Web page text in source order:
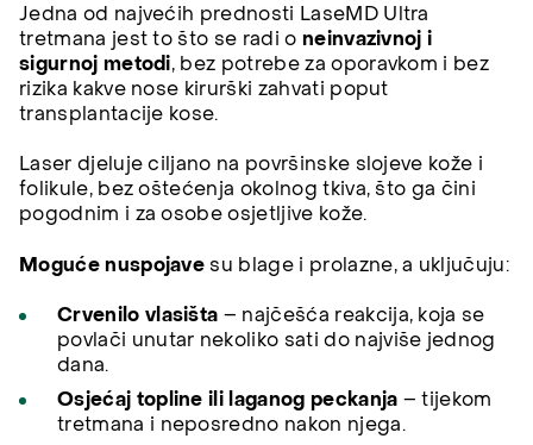
Jedna od najvećih prednosti LaseMD Ultra
tretmana jest to što se radi o neinvazivnoj i
sigurnoj metodi, bez potrebe za oporavkom i bez
rizika kakve nose kirurški zahvati poput
transplantacije kose.
Laser djeluje ciljano na površinske slojeve kože i
folikule, bez oštećenja okolnog tkiva, što ga čini
pogodnim i za osobe osjetljive kože.
Moguće nuspojave su blage i prolazne, a uključuju:
Crvenilo vlasišta – najčešća reakcija, koja se
povlači unutar nekoliko sati do najviše jednog
dana.
Osjećaj topline ili laganog peckanja – tijekom
tretmana i neposredno nakon njega.